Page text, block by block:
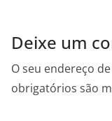
Deixe um
O seu endereço
obrigatórios são